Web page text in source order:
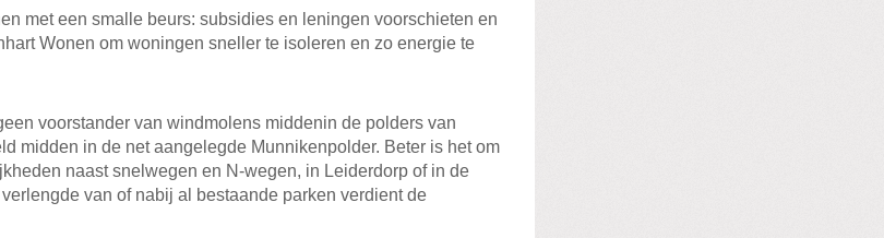
met een smalle beurs: subsidies en leningen voorschieten en
Wonen om woningen sneller te isoleren en zo energie te
voorstander van windmolens middenin de polders van
midden in de net aangelegde Munnikenpolder. Beter is het om
naast snelwegen en N-wegen, in Leiderdorp of in de
van of nabij al bestaande parken verdient de